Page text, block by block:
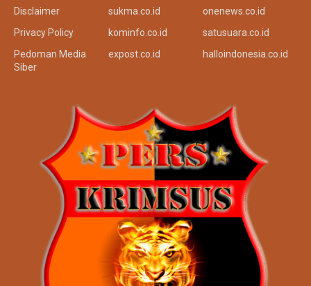
Disclaimer
Pedoman Media
expost.co.id
halloindonesia.co.id